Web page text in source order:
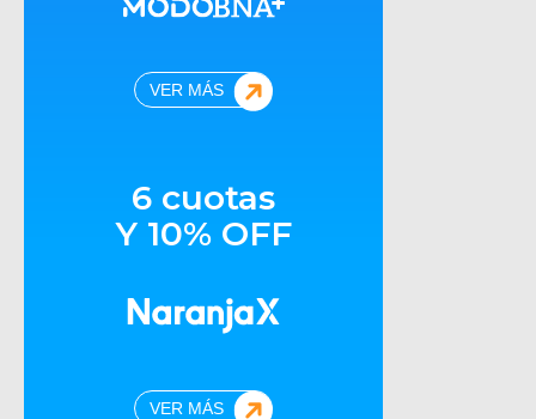
VER MÁS
6 cuotas
Y 10% OFF
VER MÁS